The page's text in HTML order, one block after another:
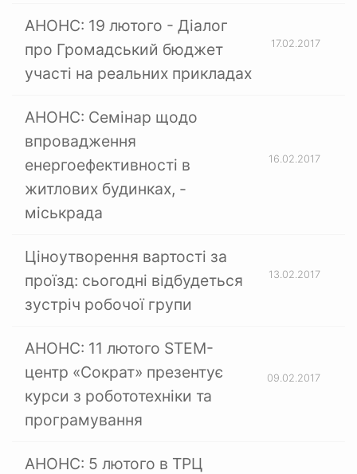
АНОНС: 19 лютого - Діалог
про Громадський бюджет
участі на реальних прикладах
17.02.2017
АНОНС: Семінар щодо
впровадження
енергоефективності в
житлових будинках, -
міськрада
16.02.2017
Ціноутворення вартості за
проїзд: сьогодні відбудеться
зустріч робочої групи
13.02.2017
АНОНС: 11 лютого STEM-
центр «Сократ» презентує
курси з робототехніки та
програмування
09.02.2017
АНОНС: 5 лютого в ТРЦ